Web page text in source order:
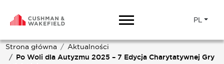
PL
Strona główna
Aktualności
Po Woli dla Autyzmu 2025 – 7 Edycja Charytatywnej Gry